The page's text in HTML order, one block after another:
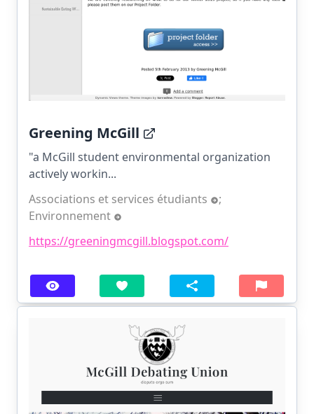
Greening McGill
"a McGill student environmental organization
actively workin...
Associations et services étudiants
;
Environnement
https://greeningmcgill.blogspot.com/